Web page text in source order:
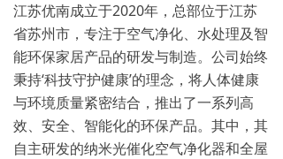
江苏优南成立于2020年，总部位于江苏
省苏州市，专注于空气净化、水处理及智
能环保家居产品的研发与制造。公司始终
秉持‘科技守护健康’的理念，将人体健康
与环境质量紧密结合，推出了一系列高
效、安全、智能化的环保产品。其中，其
自主研发的纳米光催化空气净化器和全屋